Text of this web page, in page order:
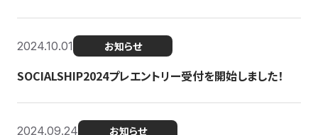
2024.10.01 お知らせ
SOCIALSHIP2024プレエントリー受付を開始しました！
2024.09.24 お知らせ